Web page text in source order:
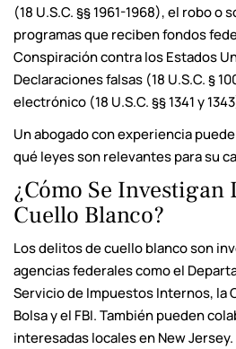
(18 U.S.C. §§ 1961-1968), el robo
programas que reciben fondos
Conspiración contra los Estados
Declaraciones falsas (18 U.S.C. §
electrónico (18 U.S.C. §§ 1341 y
Un abogado con experiencia
qué leyes son relevantes para su
¿Cómo Se Investigan
Cuello Blanco?
Los delitos de cuello blanco son
agencias federales como el
Servicio de Impuestos Internos, la
Bolsa y el FBI. También pueden
interesadas locales en New